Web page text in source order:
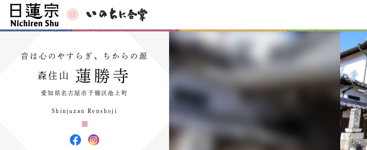
音は心のやすらぎ、ちからの源
森住山 蓮勝寺
愛知県名古屋市千種区池上町
Shinjuzan Renshoji